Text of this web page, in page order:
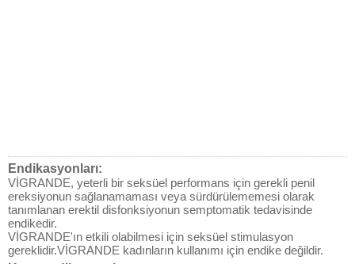
Endikasyonları:
VİGRANDE, yeterli bir seksüel performans için gerekli penil
ereksiyonun sağlanamaması veya sürdürülememesi olarak
tanımlanan erektil disfonksiyonun semptomatik tedavisinde
endikedir.
VİGRANDE'ın etkili olabilmesi için seksüel stimulasyon
gereklidir.VİGRANDE kadınların kullanımı için endike değildir.